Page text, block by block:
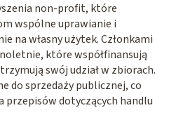
non-profit, które
wspólne uprawianie i
na własny użytek. Członkami
które współfinansują
swój udział w zbiorach.
do sprzedaży publicznej, co
przepisów dotyczących handlu